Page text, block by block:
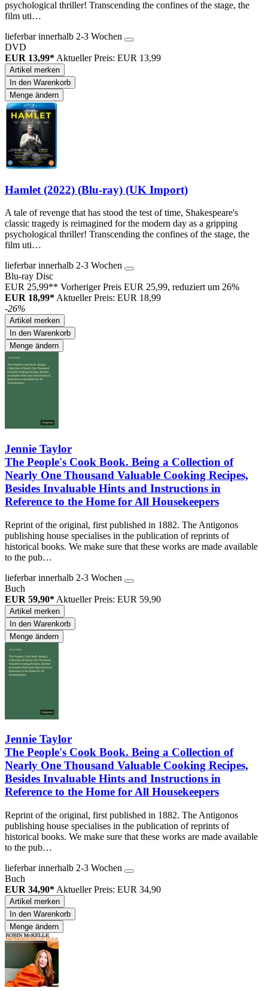
psychological thriller! Transcending the confines of the stage, the
film uti…
lieferbar innerhalb 2-3 Wochen
DVD
EUR 13,99* Aktueller Preis: EUR 13,99
Artikel merken
In den Warenkorb
Menge ändern
Hamlet (2022) (Blu-ray) (UK Import)
A tale of revenge that has stood the test of time, Shakespeare's
classic tragedy is reimagined for the modern day as a gripping
psychological thriller! Transcending the confines of the stage, the
film uti…
lieferbar innerhalb 2-3 Wochen
Blu-ray Disc
EUR 25,99** Vorheriger Preis EUR 25,99, reduziert um 26%
EUR 18,99* Aktueller Preis: EUR 18,99
-26%
Artikel merken
In den Warenkorb
Menge ändern
Jennie Taylor
The People's Cook Book. Being a Collection of
Nearly One Thousand Valuable Cooking Recipes,
Besides Invaluable Hints and Instructions in
Reference to the Home for All Housekeepers
Reprint of the original, first published in 1882. The Antigonos
publishing house specialises in the publication of reprints of
historical books. We make sure that these works are made available
to the pub…
lieferbar innerhalb 2-3 Wochen
Buch
EUR 59,90* Aktueller Preis: EUR 59,90
Artikel merken
In den Warenkorb
Menge ändern
Jennie Taylor
The People's Cook Book. Being a Collection of
Nearly One Thousand Valuable Cooking Recipes,
Besides Invaluable Hints and Instructions in
Reference to the Home for All Housekeepers
Reprint of the original, first published in 1882. The Antigonos
publishing house specialises in the publication of reprints of
historical books. We make sure that these works are made available
to the pub…
lieferbar innerhalb 2-3 Wochen
Buch
EUR 34,90* Aktueller Preis: EUR 34,90
Artikel merken
In den Warenkorb
Menge ändern